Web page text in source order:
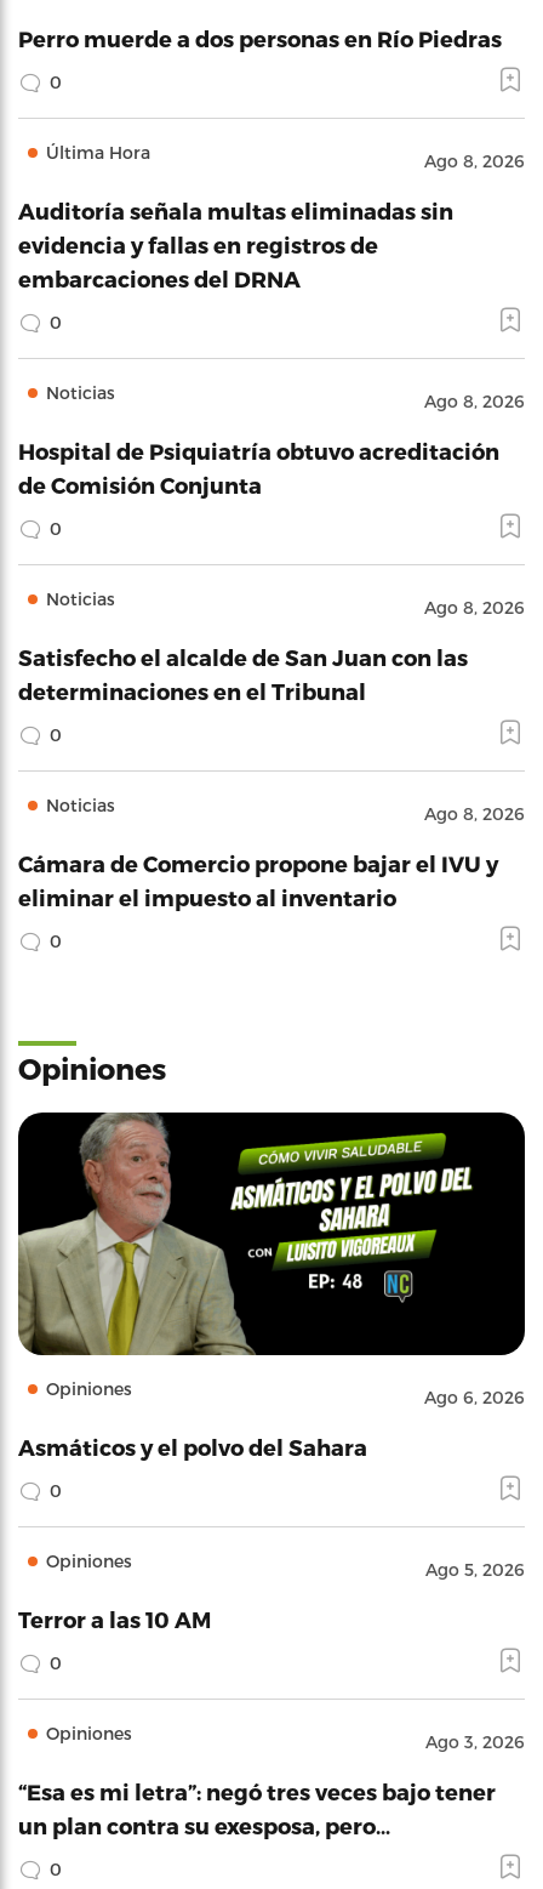
Perro muerde a dos personas en Río Piedras
0
Última Hora Ago 8, 2026
Auditoría señala multas eliminadas sin
evidencia y fallas en registros de
embarcaciones del DRNA
0
Noticias Ago 8, 2026
Hospital de Psiquiatría obtuvo acreditación
de Comisión Conjunta
0
Noticias Ago 8, 2026
Satisfecho el alcalde de San Juan con las
determinaciones en el Tribunal
0
Noticias Ago 8, 2026
Cámara de Comercio propone bajar el IVU y
eliminar el impuesto al inventario
0
Opiniones
Opiniones Ago 6, 2026
Asmáticos y el polvo del Sahara
0
Opiniones Ago 5, 2026
Terror a las 10 AM
0
Opiniones Ago 3, 2026
“Esa es mi letra”: negó tres veces bajo tener
un plan contra su exesposa, pero…
0